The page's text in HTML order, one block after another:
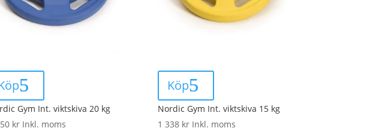
Gym Int. viktskiva 20 kg
kr Inkl. moms
Köp
Nordic Gym Int. viktskiva 15 kg
1 338 kr Inkl. moms